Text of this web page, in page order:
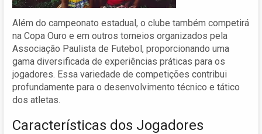
Além do campeonato estadual, o clube também competirá
na Copa Ouro e em outros torneios organizados pela
Associação Paulista de Futebol, proporcionando uma
gama diversificada de experiências práticas para os
jogadores. Essa variedade de competições contribui
profundamente para o desenvolvimento técnico e tático
dos atletas.
Características dos Jogadores